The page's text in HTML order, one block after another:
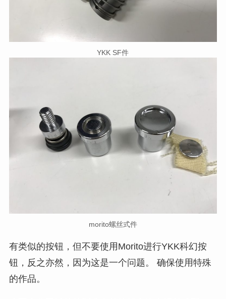
YKK SF件
morito螺丝式件
有类似的按钮，但不要使用Morito进行YKK科幻按
钮，反之亦然，因为这是一个问题。 确保使用特殊
的作品。